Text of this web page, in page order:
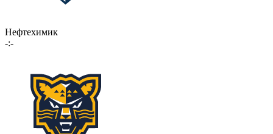
Нефтехимик
-:-